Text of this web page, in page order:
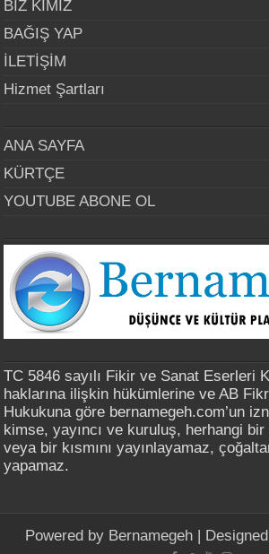
BİZ KİMİZ
BAĞIŞ YAP
İLETİŞİM
Hizmet Şartları
ANA SAYFA
KÜRTÇE
YOUTUBE ABONE OL
TC 5846 sayılı Fikir ve Sanat Eserleri
haklarına ilişkin hükümlerine ve AB
Hukukuna göre bernamegeh.com’un
kimse, yayıncı ve kuruluş, herhangi bir
veya bir kısmını yayınlayamaz,
yapamaz.
Powered by Bernamegeh|